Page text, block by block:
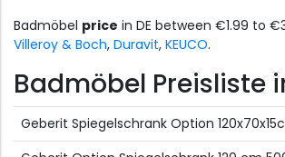
Badmöbel price in DE between €1.99 to
Villeroy & Boch, Duravit, KEUCO.
Badmöbel Preisliste
Geberit Spiegelschrank Option